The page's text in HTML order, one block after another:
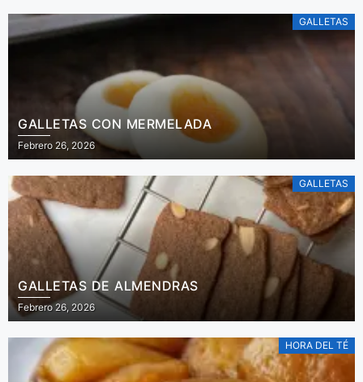
GALLETAS
GALLETAS CON MERMELADA
Febrero 26, 2026
GALLETAS
GALLETAS DE ALMENDRAS
Febrero 26, 2026
HORA DEL TÉ